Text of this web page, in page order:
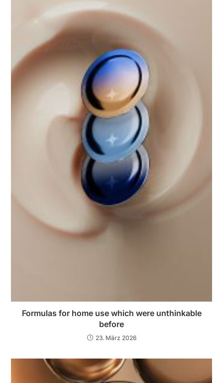
Formulas for home use which were unthinkable
before
23. März 2026